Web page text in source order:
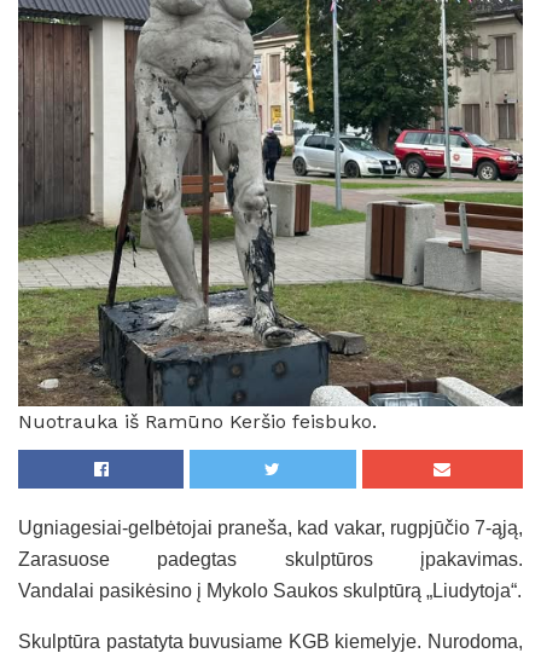
Nuotrauka iš Ramūno Keršio feisbuko.
Ugniagesiai-gelbėtojai praneša, kad vakar, rugpjūčio 7-ąją,
Zarasuose padegtas skulptūros įpakavimas.
Vandalai pasikėsino į Mykolo Saukos skulptūrą „Liudytoja“.
Skulptūra pastatyta buvusiame KGB kiemelyje. Nurodoma,